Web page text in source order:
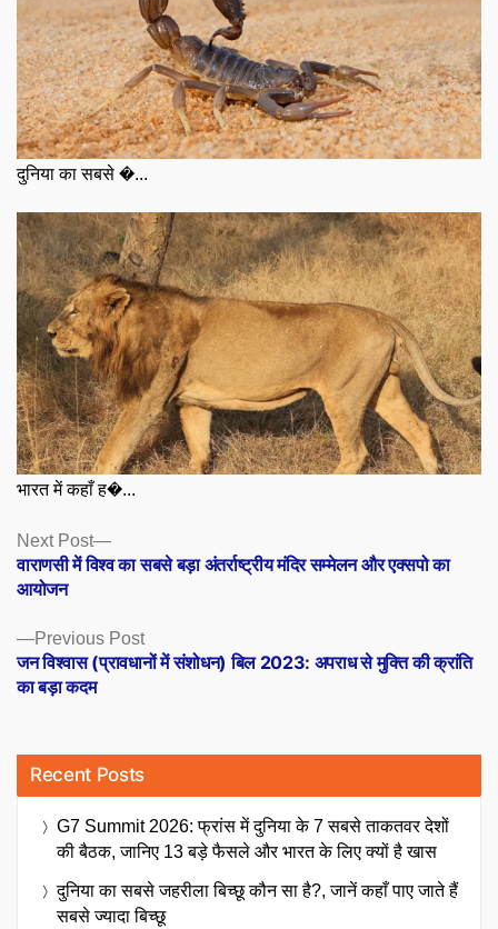
दुनिया का सबसे �...
भारत में कहाँ ह�...
Posts
navigation
Previous PostPrevious
post:
जन विश्वास (प्रावधानों में संशोधन) बिल 2023: अपराध से मुक्ति की क्रांति
का बड़ा कदम
Next Post
Next
post:
वाराणसी में विश्व का सबसे बड़ा अंतर्राष्ट्रीय मंदिर सम्मेलन और एक्सपो का
आयोजन
Recent Posts
G7 Summit 2026: फ्रांस में दुनिया के 7 सबसे ताकतवर देशों
की बैठक, जानिए 13 बड़े फैसले और भारत के लिए क्यों है खास
दुनिया का सबसे जहरीला बिच्छू कौन सा है?, जानें कहाँ पाए जाते हैं
सबसे ज्यादा बिच्छू